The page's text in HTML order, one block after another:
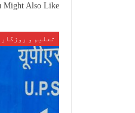
Might Also Like
تعلیم و روزگار